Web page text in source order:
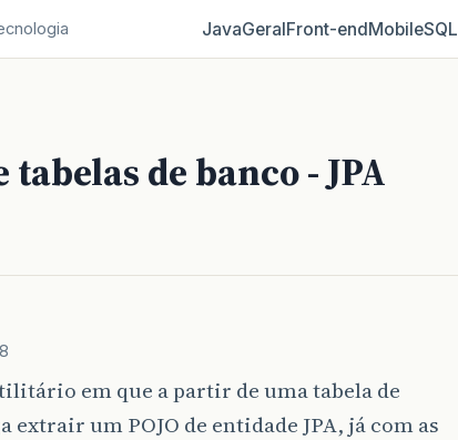
JavaGeralFront‑endMobileSQL
de banco - JPA
em que a partir de uma tabela de
extrair um POJO de entidade JPA, já com as